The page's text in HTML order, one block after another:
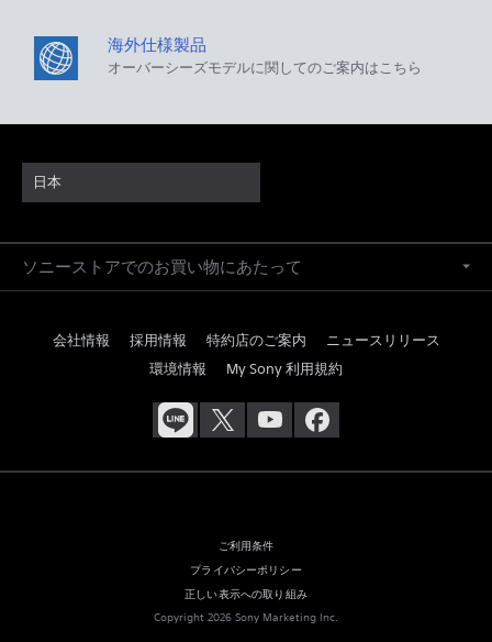
海外仕様製品
オーバーシーズモデルに関してのご案内はこちら
日本
ソニーストアでのお買い物にあたって
会社情報 採用情報 特約店のご案内
ニュースリリース
環境情報
My Sony 利用規約
ご利用条件
プライバシーポリシー
正しい表示への取り組み
Copyright 2026 Sony Marketing Inc.